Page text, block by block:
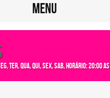
MENU
ter, qua, qui, sex, sab, Horário: 20:00